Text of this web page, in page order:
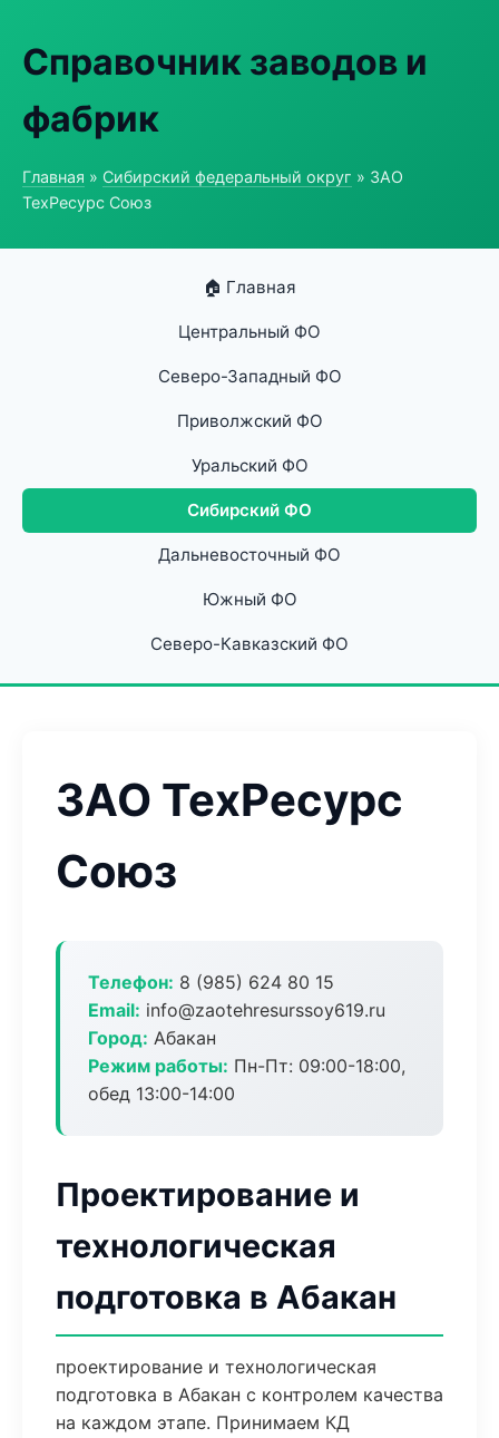
Справочник заводов и
фабрик
Главная » Сибирский федеральный округ » ЗАО
ТехРесурс Союз
🏠 Главная
Центральный ФО
Северо-Западный ФО
Приволжский ФО
Уральский ФО
Сибирский ФО
Дальневосточный ФО
Южный ФО
Северо-Кавказский ФО
ЗАО ТехРесурс
Союз
Телефон: 8 (985) 624 80 15
Email: info@zaotehresurssoy619.ru
Город: Абакан
Режим работы: Пн-Пт: 09:00-18:00,
обед 13:00-14:00
Проектирование и
технологическая
подготовка в Абакан
проектирование и технологическая
подготовка в Абакан с контролем качества
на каждом этапе. Принимаем КД